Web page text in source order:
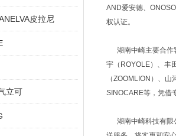
皮拉尼
立可
AND爱安德、
权认证。
湖南中崎主要合作
宇（ROYOLE）、丰
（ZOOMLION）、
SINOCARE等，凭
湖南中崎科技有限